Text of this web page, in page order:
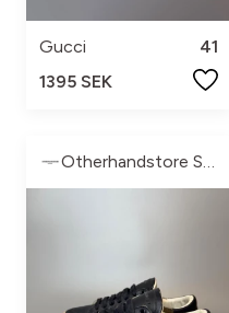
Gucci
41
1395 SEK